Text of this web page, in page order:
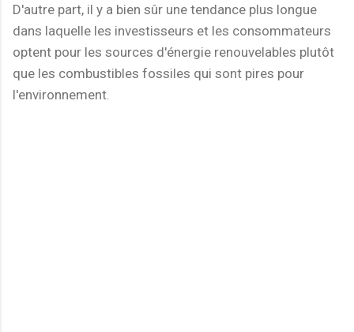
D'autre part, il y a bien sûr une tendance plus longue
dans laquelle les investisseurs et les consommateurs
optent pour les sources d'énergie renouvelables plutôt
que les combustibles fossiles qui sont pires pour
l'environnement.